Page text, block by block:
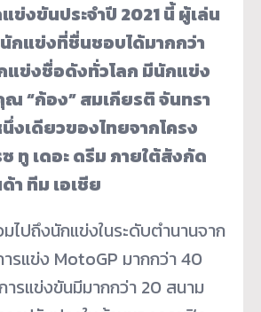
ข่งขันประจำปี 2021 นี้ ผู้เล่น
กแข่งที่ชื่นชอบได้มากกว่า
แข่งชื่อดังทั่วโลก มีนักแข่ง
“ก้อง” สมเกียรติ จันทรา
นึ่งเดียวของไทยจากโครง
ทู เดอะ ดรีม ภายใต้สังกัด
า ทีม เอเชีย
ไปถึงนักแข่งในระดับตำนานจาก
รแข่ง MotoGP มากกว่า 40
ารแข่งขันมีมากกว่า 20 สนาม